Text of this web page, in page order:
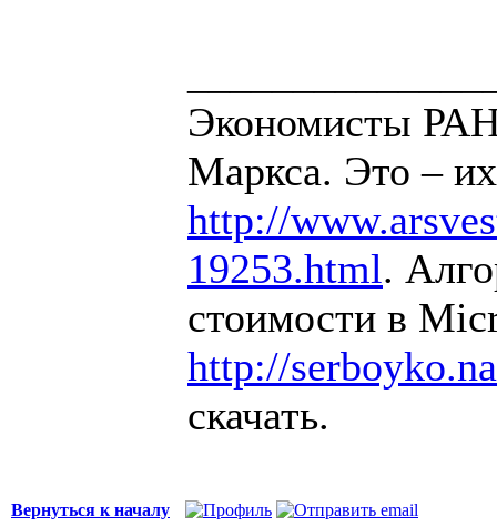
Экономисты
Маркса. Это –
http://
19253.html.
стоимости в
http://
скачать.
Вернуться к началу